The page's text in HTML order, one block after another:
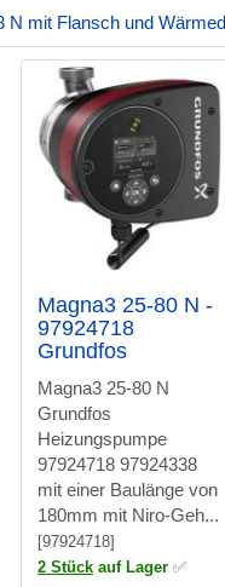
N mit Flansch und
Magna3 25-80 N -
97924718
Grundfos
Magna3 25-80 N
Grundfos
Heizungspumpe
97924718 97924338
mit einer Baulänge von
180mm mit Niro-Geh...
[97924718]
2 Stück auf Lager ✅